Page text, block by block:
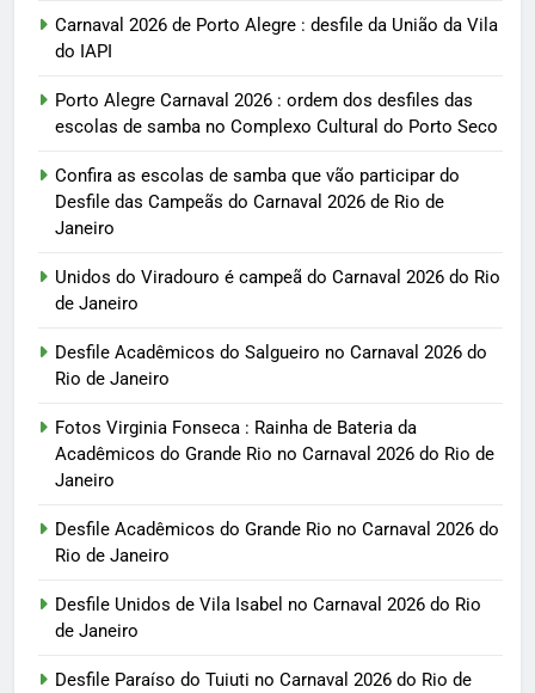
Carnaval 2026 de Porto Alegre : desfile da União da Vila
do IAPI
Porto Alegre Carnaval 2026 : ordem dos desfiles das
escolas de samba no Complexo Cultural do Porto Seco
Confira as escolas de samba que vão participar do
Desfile das Campeãs do Carnaval 2026 de Rio de
Janeiro
Unidos do Viradouro é campeã do Carnaval 2026 do Rio
de Janeiro
Desfile Acadêmicos do Salgueiro no Carnaval 2026 do
Rio de Janeiro
Fotos Virginia Fonseca : Rainha de Bateria da
Acadêmicos do Grande Rio no Carnaval 2026 do Rio de
Janeiro
Desfile Acadêmicos do Grande Rio no Carnaval 2026 do
Rio de Janeiro
Desfile Unidos de Vila Isabel no Carnaval 2026 do Rio
de Janeiro
Desfile Paraíso do Tuiuti no Carnaval 2026 do Rio de